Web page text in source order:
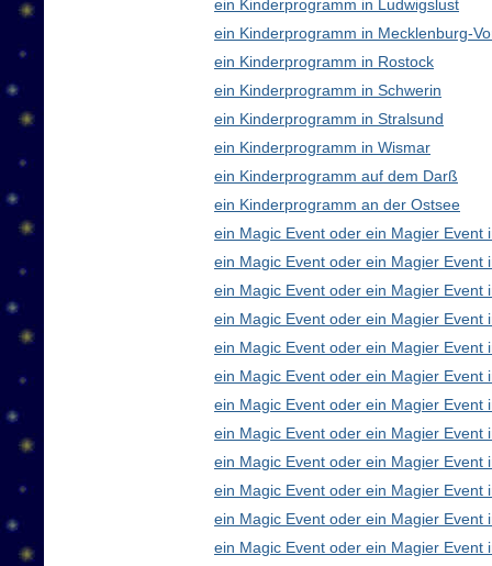
ein Kinderprogramm in Ludwigslust
ein Kinderprogramm in Mecklenburg-
ein Kinderprogramm in Rostock
ein Kinderprogramm in Schwerin
ein Kinderprogramm in Stralsund
ein Kinderprogramm in Wismar
ein Kinderprogramm auf dem Darß
ein Kinderprogramm an der Ostsee
ein Magic Event oder ein Magier Event
ein Magic Event oder ein Magier Event
ein Magic Event oder ein Magier Event
ein Magic Event oder ein Magier Event
ein Magic Event oder ein Magier Event
ein Magic Event oder ein Magier Event
ein Magic Event oder ein Magier Event
ein Magic Event oder ein Magier Event
ein Magic Event oder ein Magier Event
ein Magic Event oder ein Magier Event
ein Magic Event oder ein Magier Event
ein Magic Event oder ein Magier Event